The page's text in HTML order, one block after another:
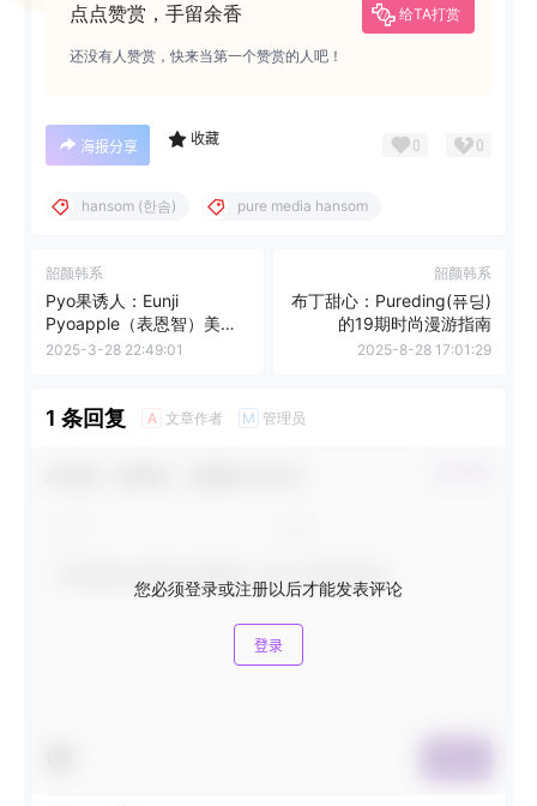
点点赞赏，手留余香 给TA打赏
还没有人赞赏，快来当第一个赞赏的人吧！
海报分享 收藏 0 0
hansom (한솜) pure media hansom
韶颜韩系
Pyo果诱人：Eunji
Pyoapple（表恩智）美女
的11期魅力时刻合集
2025-3-28 22:49:01
韶颜韩系
布丁甜心：Pureding(퓨딩)
的19期时尚漫游指南
2025-8-28 17:01:29
1 条回复 A 文章作者 M 管理员
您必须登录或注册以后才能发表评论
登录